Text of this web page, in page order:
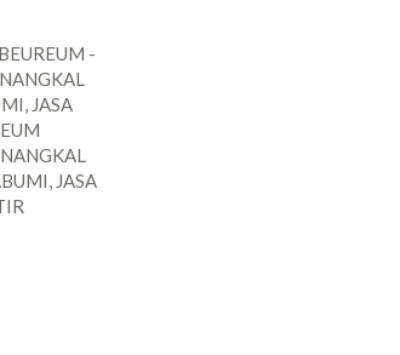
-
JASA
JASA